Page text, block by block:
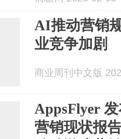
AI推动营销
业竞争加剧
商业周刊中文版
AppsFlyer
营销现状报